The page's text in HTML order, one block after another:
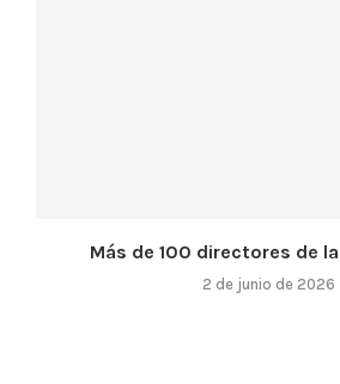
Más de 100 directores de
2 de junio de 2026